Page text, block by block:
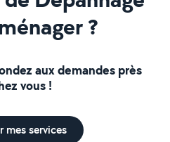
?
aux demandes près
vous !
mes services